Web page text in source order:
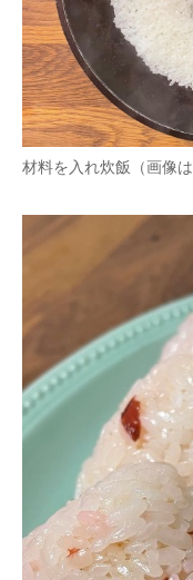
材料を入れ炊飯（画像は